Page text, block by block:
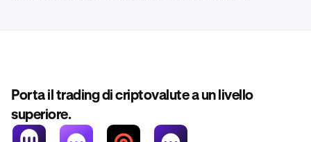
Porta il trading di criptovalute a un livello
superiore.